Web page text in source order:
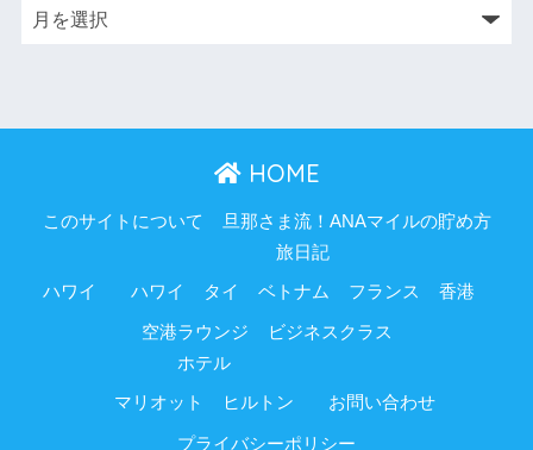
HOME
このサイトについて 旦那さま流！ANAマイルの貯め方
ハワイ
旅日記
ハワイ タイ ベトナム フランス 香港
空港ラウンジ
ビジネスクラス
ホテル
マリオット ヒルトン お問い合わせ
プライバシーポリシー